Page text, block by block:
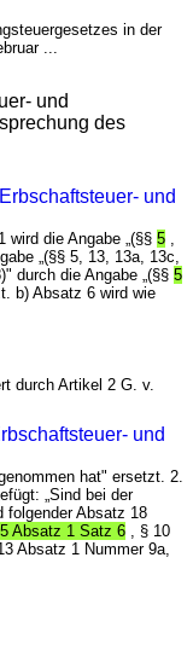
in der
...
und
des
und
wird die Angabe „(§§5
„(§§ 5, 13, 13a, 13c,
durch die Angabe „(§§5
b) Absatz 6 wird wie
durch Artikel 2 G. v.
und
hat" ersetzt. 2.
„Sind bei der
folgender Absatz 18
Absatz 1 Satz 6 , § 10
Absatz 1 Nummer 9a,